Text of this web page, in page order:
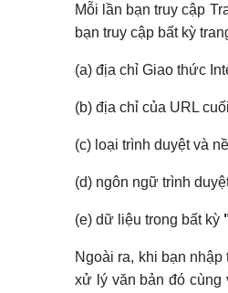
Mỗi lần bạn truy cập
bạn truy cập bất kỳ
(a) địa chỉ Giao thức
(b) địa chỉ của URL
(c) loại trình duyệt và
(d) ngôn ngữ trình
(e) dữ liệu trong bất kỳ
Ngoài ra, khi bạn
xử lý văn bản đó cùng